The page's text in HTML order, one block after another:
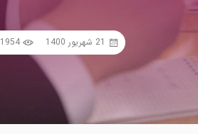
21 شهریور 1400 1954